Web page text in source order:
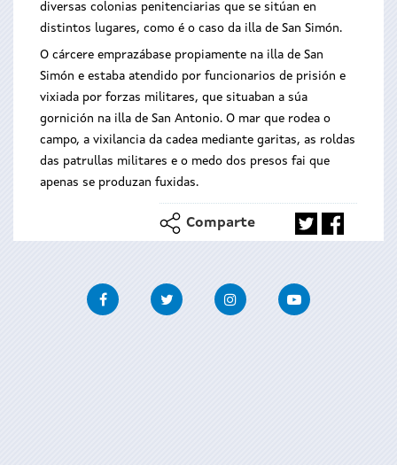
diversas colonias penitenciarias que se sitúan en
distintos lugares, como é o caso da illa de San Simón.
O cárcere emprazábase propiamente na illa de San
Simón e estaba atendido por funcionarios de prisión e
vixiada por forzas militares, que situaban a súa
gornición na illa de San Antonio. O mar que rodea o
campo, a vixilancia da cadea mediante garitas, as roldas
das patrullas militares e o medo dos presos fai que
apenas se produzan fuxidas.
Comparte
FacebookTwitter InstagramYoutube